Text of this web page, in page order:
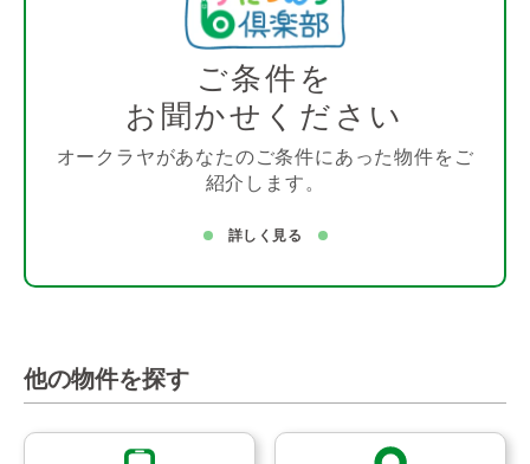
ご条件を
お聞かせください
オークラヤがあなたのご条件にあった物件をご
紹介します。
詳しく見る
他の物件を探す